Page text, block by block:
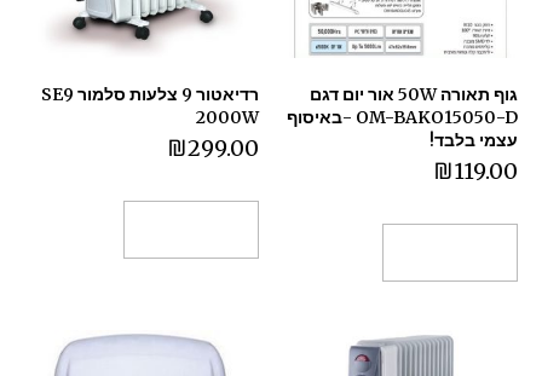
גוף תאורה 50W אור יום דגם
OM-BAKO15050-D -באיסוף
עצמי בלבד!
₪119.00
רדיאטור 9 צלעות סלמור SE9
2000W
₪299.00